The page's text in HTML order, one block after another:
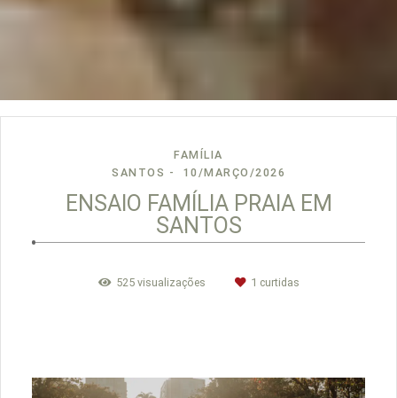
FAMÍLIA
SANTOS
10/MARÇO/2026
ENSAIO FAMÍLIA PRAIA EM
SANTOS
525visualizações 1 curtidas